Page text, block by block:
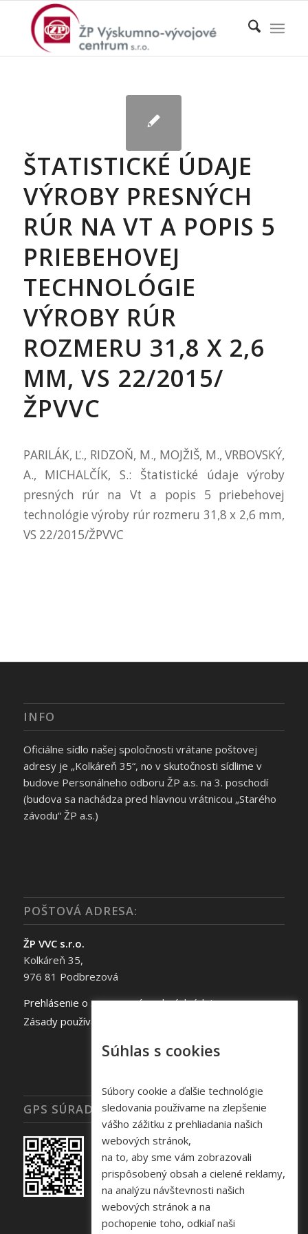
ŠTATISTICKÉ ÚDAJE
VÝROBY PRESNÝCH
RÚR NA VT A POPIS 5
PRIEBEHOVEJ
TECHNOLÓGIE
VÝROBY RÚR
ROZMERU 31,8 X 2,6
MM, VS 22/2015/
ŽPVVC
PARILÁK, Ľ., RIDZOŇ, M., MOJŽIŠ, M., VRBOVSKÝ,
A., MICHALČÍK, S.: Štatistické údaje výroby
presných rúr na Vt a popis 5 priebehovej
technológie výroby rúr rozmeru 31,8 x 2,6 mm,
VS 22/2015/ŽPVVC
INFO
Oficiálne sídlo našej spoločnosti vrátane poštovej
adresy je „Kolkáreň 35“, no v skutočnosti sídlime v
budove Personálneho odboru ŽP a.s. na 3. poschodí
(budova sa nachádza pred hlavnou vrátnicou „Starého
závodu“ ŽP a.s.)
POŠTOVÁ ADRESA:
ŽP VVC s.r.o.
Kolkáreň 35,
976 81 Podbrezová
Prehlásenie o spracovaní osobných údajov
Zásady používania súborov cookie
GPS SÚRADNICE
Súhlas s cookies
Súbory cookie a ďalšie technológie
sledovania používame na zlepšenie
vášho zážitku z prehliadania našich
webových stránok,
na to, aby sme vám zobrazovali
prispôsobený obsah a cielené reklamy,
na analýzu návštevnosti našich
webových stránok a na
pochopenie toho, odkiaľ naši